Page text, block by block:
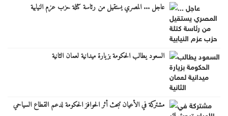
عاجل ... المصري يستقيل من رئاسة كتلة حزب عزم النيابية
السعود يطالب الحكومة بزيارة ميدانية لعمان الثانية
مشتركة في الأعيان تبحث أثر الحوافز الحكومة لدعم القطاع السياحي